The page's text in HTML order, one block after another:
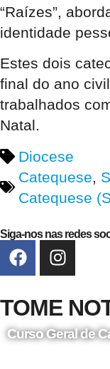
“Raízes”,
identidade
Estes dois
final do ano
trabalhados
Natal.
Diocese
Catequese,
Catequese
Siga-nos nas redes
TOME
Curso Geral de